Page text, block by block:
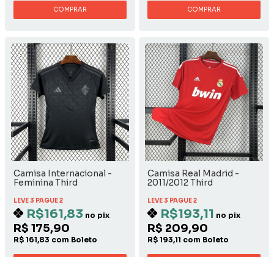
COMPRAR COMPRAR
Camisa Internacional -
Feminina Third
LEVE 3 PAGUE 2
R$161,83 no pix
R$ 175,90
R$ 161,83 com Boleto
Camisa Real Madrid -
2011/2012 Third
LEVE 3 PAGUE 2
R$193,11 no pix
R$ 209,90
R$ 193,11 com Boleto